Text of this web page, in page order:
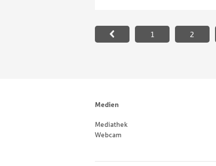
Paginierung
1 2
Medien
Mediathek
Webcam